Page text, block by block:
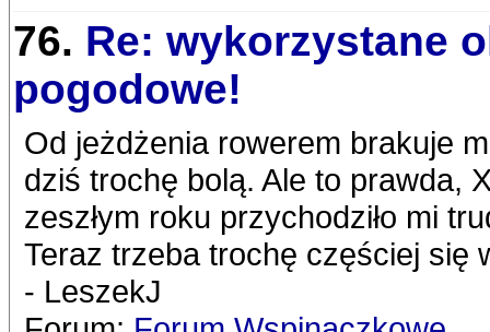
76. Re: wykorzystane
pogodowe!
Od jeżdżenia rowerem brakuje
dziś trochę bolą. Ale to prawda,
zeszłym roku przychodziło mi
Teraz trzeba trochę częściej się
- LeszekJ